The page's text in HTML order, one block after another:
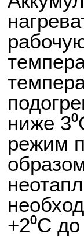
ниже
режим
+2⁰C